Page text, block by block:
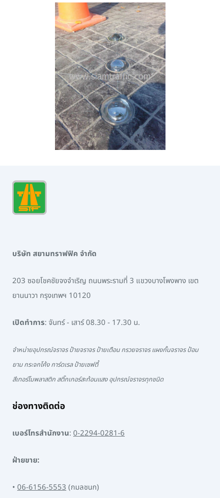
บริษัท สยามทราฟฟิค จำกัด
203 ซอยโชคชัยจงจำเริญ ถนนพระรามที่ 3 แขวงบางโพงพาง เขต
ยานนาวา กรุงเทพฯ 10120
เปิดทำการ: จันทร์ - เสาร์ 08.30 - 17.30 น.
จำหน่ายอุปกรณ์จราจร ป้ายจราจร ป้ายเตือน กรวยจราจร แผงกั้นจราจร ป้อม
ยาม กระจกโค้ง การ์ดเรล ป้ายเซฟตี้
สีเทอร์โมพลาสติก สติ๊กเกอร์สะท้อนแสง อุปกรณ์จราจรทุกชนิด
ช่องทางติดต่อ
เบอร์โทรสำนักงาน: 0-2294-0281-6
ฝ่ายขาย:
• 06-6156-5553(กมลชนก)